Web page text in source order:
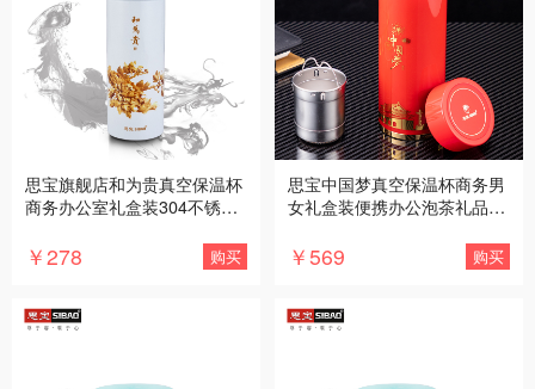
思宝旗舰店和为贵真空保温杯
商务办公室礼盒装304不锈钢
￥278 购买
思宝中国梦真空保温杯商务男
女礼盒装便携办公泡茶礼品水
￥569 购买